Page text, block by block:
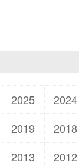
2025 2024
2019
2018
2013
2012